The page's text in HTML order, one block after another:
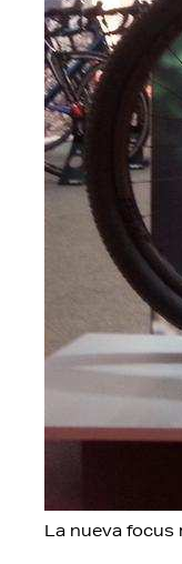
La nueva focus